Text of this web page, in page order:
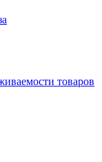
товаров